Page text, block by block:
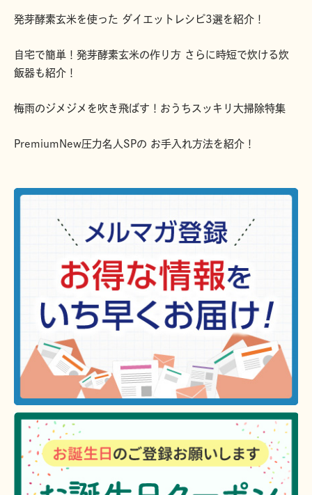
発芽酵素玄米を使った ダイエットレシピ3選を紹介！
自宅で簡単！発芽酵素玄米の作り方 さらに時短で炊ける炊
飯器も紹介！
梅雨のジメジメを吹き飛ばす！おうちスッキリ大掃除特集
PremiumNew圧力名人SPの お手入れ方法を紹介！